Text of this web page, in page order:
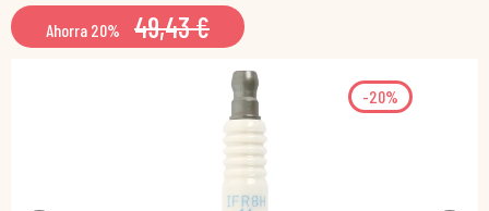
Ahorra 20% 49,43 €
-20%